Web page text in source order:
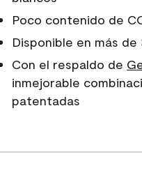
Poco contenido de
Disponible en más
Con el respaldo de
inmejorable
patentadas